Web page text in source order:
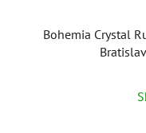
Bohemia Crystal